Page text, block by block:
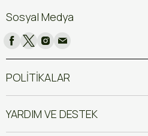
Sosyal Medya
POLİTİKALAR
YARDIM VE DESTEK